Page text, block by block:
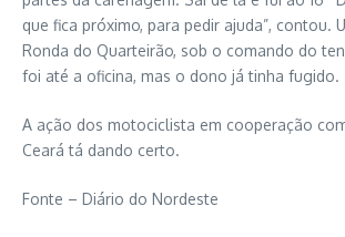
que fica próximo, para pedir ajuda”, contou.
Ronda do Quarteirão, sob o comando do
foi até a oficina, mas o dono já tinha fugido.
A ação dos motociclista em cooperação
Ceará tá dando certo.
Fonte – Diário do Nordeste